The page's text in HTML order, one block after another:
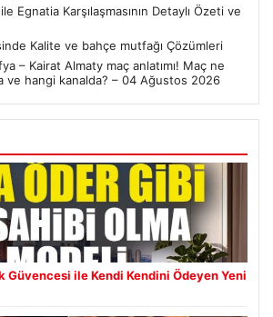
Egnatia Karşılaşmasının Detaylı Özeti ve
Kalite ve bahçe mutfağı Çözümleri
– Kairat Almaty maç anlatımı! Maç ne
ve hangi kanalda? – 04 Ağustos 2026
Güvencesi ile Kendi Kendini Ödeyen Yeni